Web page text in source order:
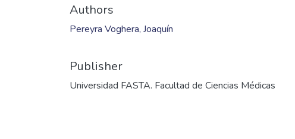
Authors
Pereyra Voghera, Joaquín
Publisher
Universidad FASTA. Facultad de Ciencias Médicas